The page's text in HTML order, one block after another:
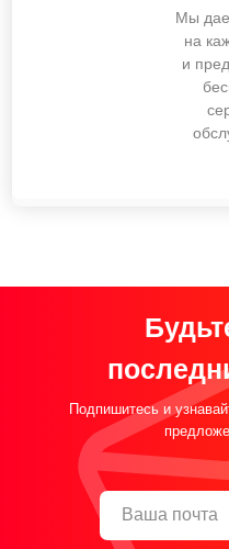
Мы
на
и
Подпишитесь и